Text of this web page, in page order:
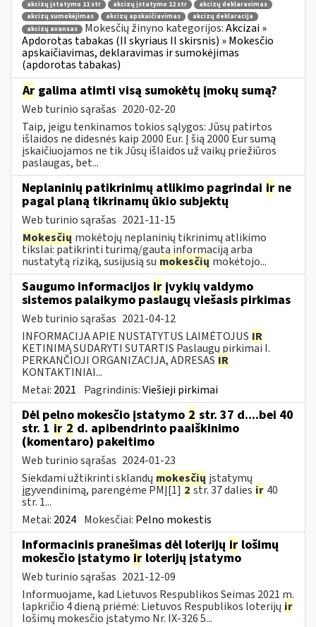
akcizų įstatymo 11 str akcizų įstatymo 12 str
akcizų deklaravimas
akcizų sumokėjimas
akcizų apskaičiavimas
akcizų deklaracija
akcizų avansas
Mokesčių žinyno kategorijos:Akcizai »
Apdorotas tabakas (II skyriaus II skirsnis) » Mokesčio
apskaičiavimas, deklaravimas ir sumokėjimas
(apdorotas tabakas)
Ar galima atimti visą sumokėtų įmokų sumą?
Web turinio sąrašas 2020-02-20
Taip, jeigu tenkinamos tokios sąlygos: Jūsų patirtos
išlaidos ne didesnės kaip 2000 Eur. Į šią 2000 Eur sumą
įskaičiuojamos ne tik Jūsų išlaidos už vaikų priežiūros
paslaugas, bet...
Neplaninių patikrinimų atlikimo pagrindai ir ne
pagal planą tikrinamų ūkio subjektų
Web turinio sąrašas 2021-11-15
Mokesčių mokėtojų neplaninių tikrinimų atlikimo
tikslai: patikrinti turimą/gautą informaciją arba
nustatytą riziką, susijusią su mokesčių mokėtojo...
Saugumo informacijos ir įvykių valdymo
sistemos palaikymo paslaugų viešasis pirkimas
Web turinio sąrašas 2021-04-12
INFORMACIJA APIE NUSTATYTUS LAIMĖTOJUS IR
KETINIMĄ SUDARYTI SUTARTIS Paslaugų pirkimai I.
PERKANČIOJI ORGANIZACIJA, ADRESAS IR
KONTAKTINIAI...
Metai: 2021 Pagrindinis:Viešieji pirkimai
Dėl pelno mokesčio įstatymo 2 str. 37 d....bei 40
str. 1 ir 2 d. apibendrinto paaiškinimo
(komentaro) pakeitimo
Web turinio sąrašas 2024-01-23
Siekdami užtikrinti sklandų mokesčių įstatymų
įgyvendinimą, parengėme PMĮ[1]2str. 37 dalies ir 40
str. 1...
Metai: 2024 Mokesčiai: Pelno mokestis
Informacinis pranešimas dėl loterijų ir lošimų
mokesčio įstatymo ir loterijų įstatymo
Web turinio sąrašas 2021-12-09
Informuojame, kad Lietuvos Respublikos Seimas 2021 m.
lapkričio 4 dieną priėmė: Lietuvos Respublikos loterijų ir
lošimų mokesčio įstatymo Nr. IX-326 5...